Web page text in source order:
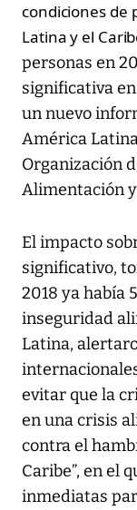
condiciones de
Latina y el
personas en
significativa
un nuevo
América
Organización
Alimentación
El impacto
significativo,
2018 ya había
inseguridad
Latina,
evitar que la
en una crisis
contra el
Caribe”, en el
inmediatas